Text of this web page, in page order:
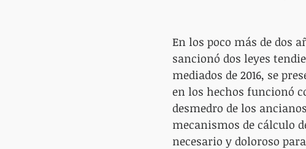
En los poco más de dos
sancionó dos leyes
mediados de 2016, se
en los hechos funcionó
desmedro de los
mecanismos de cálculo
necesario y doloroso